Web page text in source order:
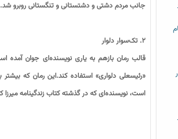
جانب مردم دشتی و دشتستانی و تنگستانی روبرو
۲. تک‌سوار دلوار
قالب رمان بازهم به یاری نویسنده‌ای جوان آمده
«رئیسعلی دلواری» استفاده کند.این رمان که
است، نویسنده‌ای که در گذشته کتاب زندگینامه